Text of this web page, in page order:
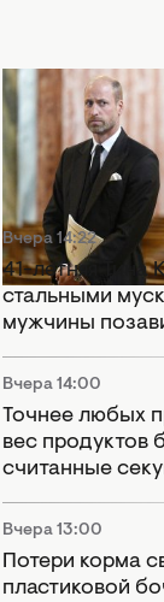
Вчера 15:55
Раскол в
принц Уильям
скандал
Вчера 14:22
41-летняя Тина
стальными
мужчины
Вчера 14:00
Точнее любых
вес продуктов
считанные
Вчера 13:00
Потери корма
пластиковой